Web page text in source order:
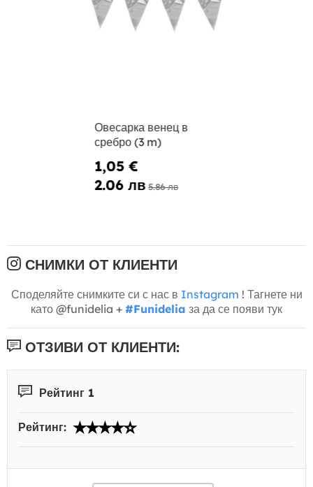
Овесарка венец в
сребро (3 m)
1,05 €
2.06 лв 5.86 лв
СНИМКИ ОТ КЛИЕНТИ
Споделяйте снимките си с нас в Instagram ! Тагнете ни
като @funidelia + #Funidelia за да се появи тук
ОТЗИВИ ОТ КЛИЕНТИ:
Рейтинг 1
Рейтинг: